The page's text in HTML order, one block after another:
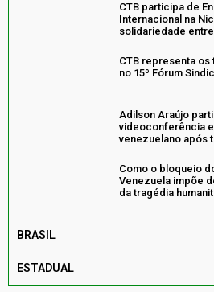
CTB participa de
Internacional na
solidariedade
CTB representa
no 15º Fórum
Adilson Araújo
videoconferência
venezuelano após
Como o bloqueio
Venezuela impõe
da tragédia
BRASIL
ESTADUAL